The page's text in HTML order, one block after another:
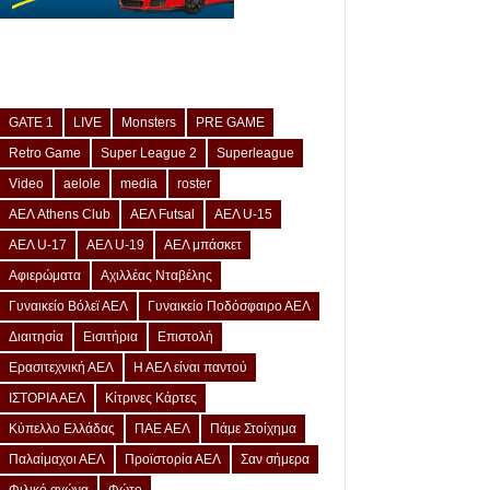
GATE 1 LIVE Monsters
PRE GAME
Retro Game
Super League 2
Superleague
Video
aelole media
roster
ΑΕΛ Athens Club
ΑΕΛ Futsal
ΑΕΛ U-15
ΑΕΛ U-17
ΑΕΛ U-19
ΑΕΛ μπάσκετ
Αφιερώματα
Αχιλλέας Νταβέλης
Γυναικείο Βόλεϊ ΑΕΛ
Γυναικείο Ποδόσφαιρο ΑΕΛ
Διαιτησία
Εισιτήρια
Επιστολή
Ερασιτεχνική ΑΕΛ
Η ΑΕΛ είναι παντού
ΙΣΤΟΡΙΑ ΑΕΛ
Κίτρινες Κάρτες
Κύπελλο Ελλάδας
ΠΑΕ ΑΕΛ
Πάμε Στοίχημα
Παλαίμαχοι ΑΕΛ
Προϊστορία ΑΕΛ
Σαν σήμερα